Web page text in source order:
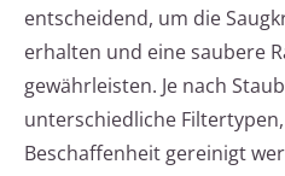
entscheidend, um die
erhalten und eine saubere
gewährleisten. Je nach
unterschiedliche
Beschaffenheit gereinigt